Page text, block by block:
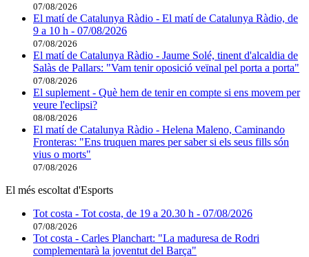
07/08/2026
El matí de Catalunya Ràdio - El matí de Catalunya Ràdio, de
9 a 10 h - 07/08/2026
07/08/2026
El matí de Catalunya Ràdio - Jaume Solé, tinent d'alcaldia de
Salàs de Pallars: "Vam tenir oposició veïnal pel porta a porta"
07/08/2026
El suplement - Què hem de tenir en compte si ens movem per
veure l'eclipsi?
08/08/2026
El matí de Catalunya Ràdio - Helena Maleno, Caminando
Fronteras: "Ens truquen mares per saber si els seus fills són
vius o morts"
07/08/2026
El més escoltat d'Esports
Tot costa - Tot costa, de 19 a 20.30 h - 07/08/2026
07/08/2026
Tot costa - Carles Planchart: "La maduresa de Rodri
complementarà la joventut del Barça"